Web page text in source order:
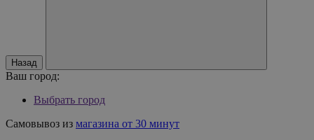
Назад
Ваш город:
Выбрать город
Самовывоз из магазина от 30 минут